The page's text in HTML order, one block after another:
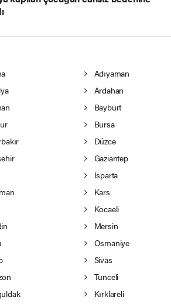
Adıyaman
Ardahan
Bayburt
Bursa
Düzce
Gaziantep
Isparta
Kars
Kocaeli
Mersin
Osmaniye
Sivas
Tunceli
Kırklareli